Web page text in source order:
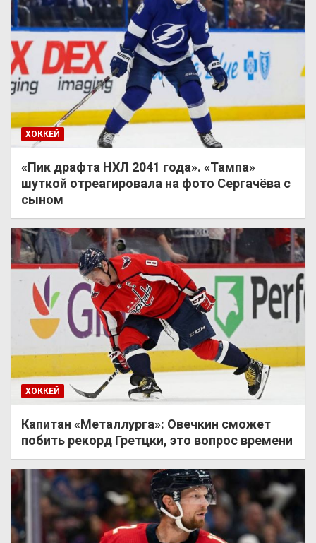
ХОККЕЙ
«Пик драфта НХЛ 2041 года». «Тампа»
шуткой отреагировала на фото Сергачёва с
сыном
ХОККЕЙ
Капитан «Металлурга»: Овечкин сможет
побить рекорд Гретцки, это вопрос времени